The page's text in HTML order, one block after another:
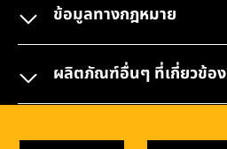
ข้อมูลทางกฎหมาย
ผลิตภัณฑ์อื่นๆ ที่เกี่ยวข้อง